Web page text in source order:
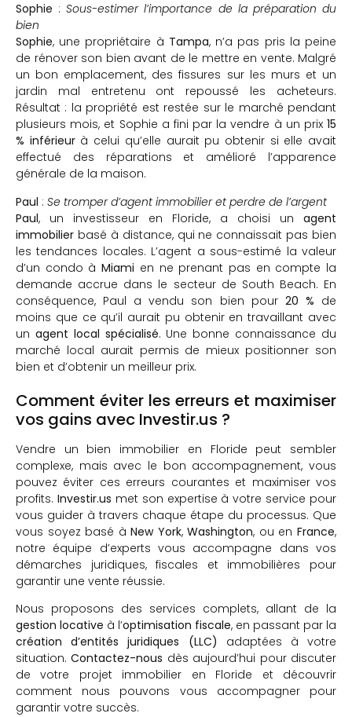
Sophie :Sous-estimer l’importance de la préparation du
bien
Sophie, une propriétaire à Tampa, n’a pas pris la peine
de rénover son bien avant de le mettre en vente. Malgré
un bon emplacement, des fissures sur les murs et un
jardin mal entretenu ont repoussé les acheteurs.
Résultat : la propriété est restée sur le marché pendant
plusieurs mois, et Sophie a fini par la vendre à un prix 15
% inférieurà celui qu’elle aurait pu obtenir si elle avait
effectué des réparations et amélioré l’apparence
générale de la maison.
Paul : Se tromper d’agent immobilier et perdre de l’argent
Paul, un investisseur en Floride, a choisi un agent
immobilier basé à distance, qui ne connaissait pas bien
les tendances locales. L’agent a sous-estimé la valeur
d’un condo àMiami en ne prenant pas en compte la
demande accrue dans le secteur de South Beach. En
conséquence, Paul a vendu son bien pour 20 % de
moins que ce qu’il aurait pu obtenir en travaillant avec
un agent local spécialisé. Une bonne connaissance du
marché local aurait permis de mieux positionner son
bien et d’obtenir un meilleur prix.
Comment éviter les erreurs et maximiser
vos gains avec Investir.us ?
Vendre un bien immobilier en Floride peut sembler
complexe, mais avec le bon accompagnement, vous
pouvez éviter ces erreurs courantes et maximiser vos
profits. Investir.us met son expertise à votre service pour
vous guider à travers chaque étape du processus. Que
vous soyez basé àNew York,Washington, ou enFrance,
notre équipe d’experts vous accompagne dans vos
démarches juridiques, fiscales et immobilières pour
garantir une vente réussie.
Nous proposons des services complets, allant de la
gestion locative à l’optimisation fiscale, en passant par la
création d’entités juridiques (LLC) adaptées à votre
situation.Contactez-nous dès aujourd’hui pour discuter
de votre projet immobilier en Floride et découvrir
comment nous pouvons vous accompagner pour
garantir votre succès.